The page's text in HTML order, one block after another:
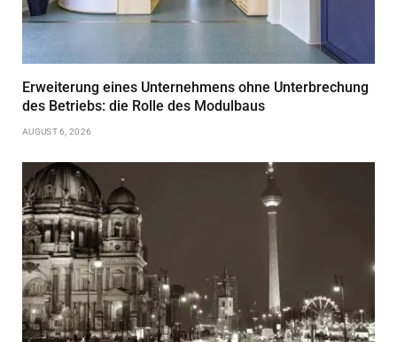
Erweiterung eines Unternehmens ohne Unterbrechung
des Betriebs: die Rolle des Modulbaus
AUGUST 6, 2026